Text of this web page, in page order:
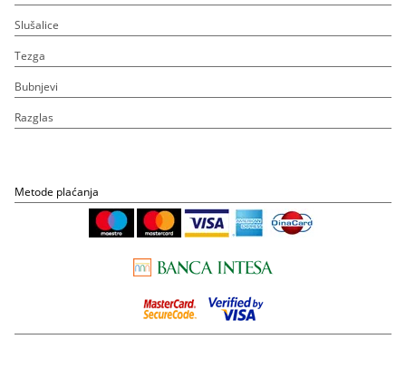
Slušalice
Tezga
Bubnjevi
Razglas
Metode plaćanja